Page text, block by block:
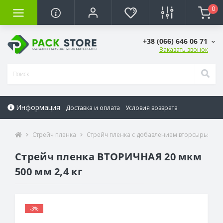
0
+38 (066) 646 06 71
Заказать звонок
Информация Доставка и оплата Условия возврата
Стрейч пленка Стрейч пленка с добавлением вторсырья
Стрейч пленка ВТОРИЧНАЯ 20 мкм
500 мм 2,4 кг
-3%